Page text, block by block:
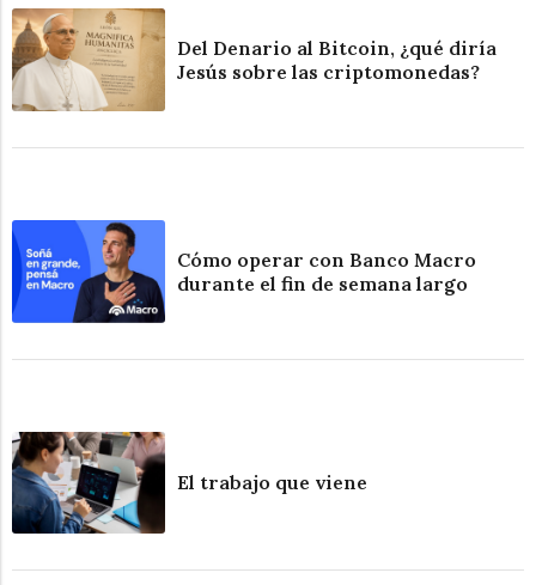
Del Denario al Bitcoin, ¿qué diría
Jesús sobre las criptomonedas?
Cómo operar con Banco Macro
durante el fin de semana largo
El trabajo que viene